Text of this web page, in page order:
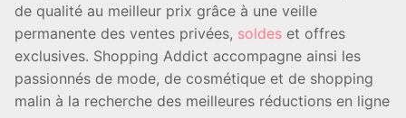
de qualité au meilleur prix grâce à une veille
permanente des ventes privées, soldes et offres
exclusives. Shopping Addict accompagne ainsi les
passionnés de mode, de cosmétique et de shopping
malin à la recherche des meilleures réductions en ligne